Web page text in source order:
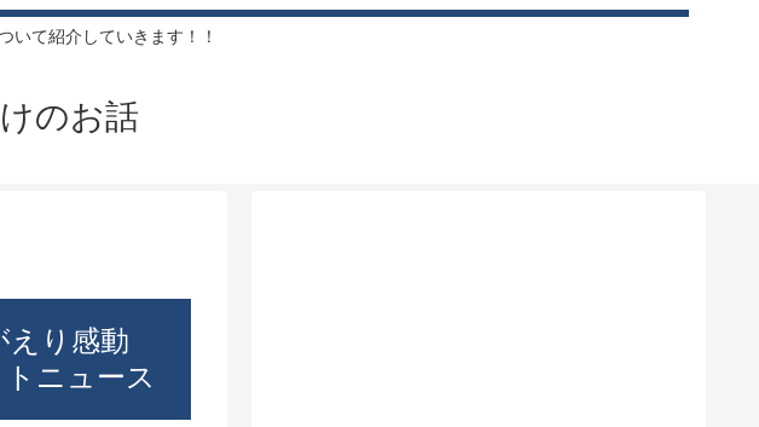
いて紹介していきます！！
のお話
えり感動
ニュース